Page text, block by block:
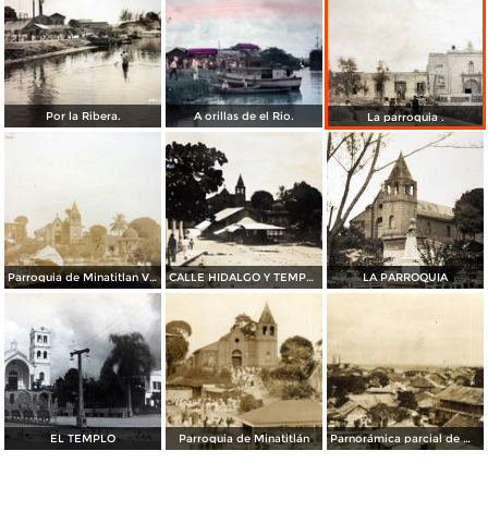
Por la Ribera. A orillas de el Rio. La parroquia .
Parroquia de Minatitlan Veracruz CALLE HIDALGO Y TEMPLO LA PARROQUIA
EL TEMPLO Parroquia de Minatitlán Parnorámica parcial de Minatitlán